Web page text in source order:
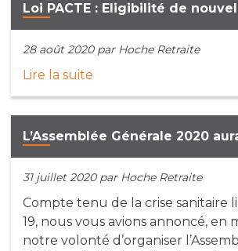
28 août 2020 par Hoche Retraite
Lire la suite
31 juillet 2020 par Hoche Retraite
Compte tenu de la crise sanitaire
19, nous vous avions annoncé, en
notre volonté d’organiser